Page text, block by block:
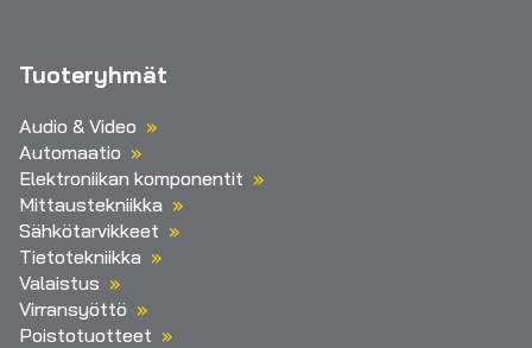
Tuoteryhmät
Audio & Video
Automaatio
Elektroniikan komponentit
Mittaustekniikka
Sähkötarvikkeet
Tietotekniikka
Valaistus
Virransyöttö
Poistotuotteet